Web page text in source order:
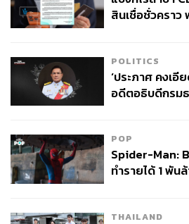
สินเชื่อชั่วครา
POLITICS
‘ประภาศ คงเอี
อดีตอธิบดีกรม
POP
Spider-Man:
ทำรายได้ 1 พัน
THAILAND